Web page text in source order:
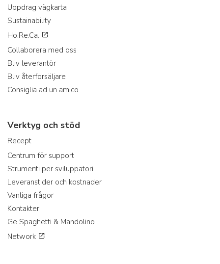
Uppdrag vägkarta
Sustainability
Ho.Re.Ca.
Collaborera med oss
Bliv leverantör
Bliv återförsäljare
Consiglia ad un amico
Verktyg och stöd
Recept
Centrum för support
Strumenti per sviluppatori
Leveranstider och kostnader
Vanliga frågor
Kontakter
Ge Spaghetti & Mandolino
Network